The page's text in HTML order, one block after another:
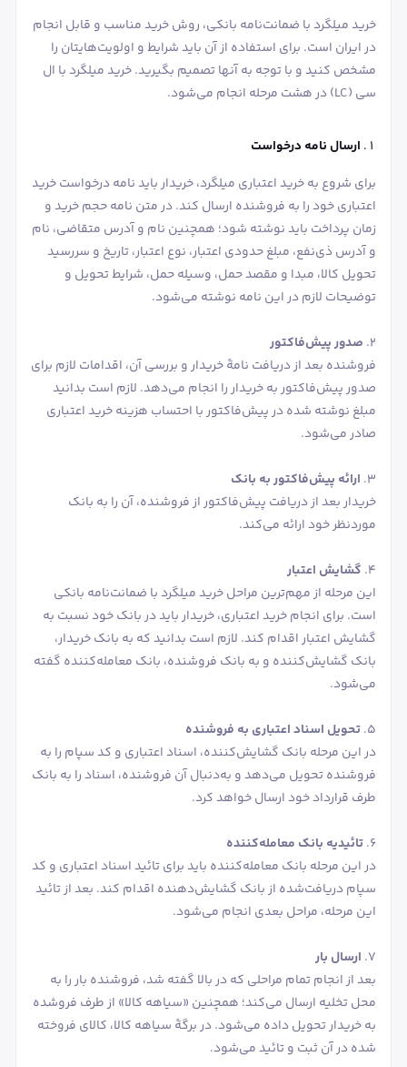
خرید میلگرد با ضمانت‌نامه بانکی، روش خرید مناسب و قابل انجام
در ایران است. برای استفاده از آن باید شرایط و اولویت‌هایتان را
مشخص کنید و با توجه به آنها تصمیم بگیرید. خرید میلگرد با ال
سی (LC) در هشت مرحله انجام می‌شود.
ارسال نامه درخواست
برای شروع به خرید اعتباری میلگرد، خریدار باید نامه درخواست خرید
اعتباری خود را به فروشنده ارسال کند. در متن نامه حجم خرید و
زمان پرداخت باید نوشته شود؛ همچنین نام و آدرس متقاضی، نام
و آدرس ذی‌نفع، مبلغ حدودی اعتبار، نوع اعتبار، تاریخ و سررسید
تحویل کالا، مبدا و مقصد حمل، وسیله حمل، شرایط تحویل و
توضیحات لازم در این نامه نوشته می‌شود.
‌2. صدور پیش‌فاکتور
فروشنده بعد از دریافت نامۀ خریدار و بررسی آن، اقدامات لازم برای
صدور پیش‌فاکتور به خریدار را انجام می‌دهد. لازم است بدانید
مبلغ نوشته شده در پیش‌فاکتور با احتساب هزینه خرید اعتباری
صادر می‌شود.
‌3. ارائه پیش‌فاکتور به بانک
خریدار بعد از دریافت پیش‌فاکتور از فروشنده، آن را به بانک
موردنظر خود ارائه می‌کند.
‌4. گشایش اعتبار
این مرحله از مهم‌ترین مراحل خرید میلگرد با ضمانت‌نامه بانکی
است. برای انجام خرید اعتباری، خریدار باید در بانک خود نسبت به
گشایش اعتبار اقدام کند. لازم است بدانید که به بانک خریدار،
بانک گشایش‌کننده و به بانک فروشنده، بانک معامله‌کننده گفته
می‌شود.
‌5. تحویل اسناد اعتباری به فروشنده
در این مرحله بانک گشایش‌کننده، اسناد اعتباری و کد سپام را به
فروشنده تحویل می‌دهد و به‌دنبال آن فروشنده، اسناد را به بانک
طرف قرارداد خود ارسال خواهد کرد.
‌6. تائیدیه بانک معامله‌کننده
در این مرحله بانک معامله‌کننده باید برای تائید اسناد اعتباری و کد
سپام دریافت‌شده از بانک گشایش‌دهنده اقدام کند. بعد از تائید
این مرحله، مراحل بعدی انجام می‌شود.
‌7. ارسال بار
بعد از انجام تمام مراحلی که در بالا گفته شد، فروشنده بار را به
محل تخلیه ارسال می‌کند؛ همچنین «سیاهه کالا» از طرف فروشده
به خریدار تحویل داده می‌شود. در برگۀ سیاهه کالا، کالای فروخته
شده در آن ثبت و تائید می‌شود.